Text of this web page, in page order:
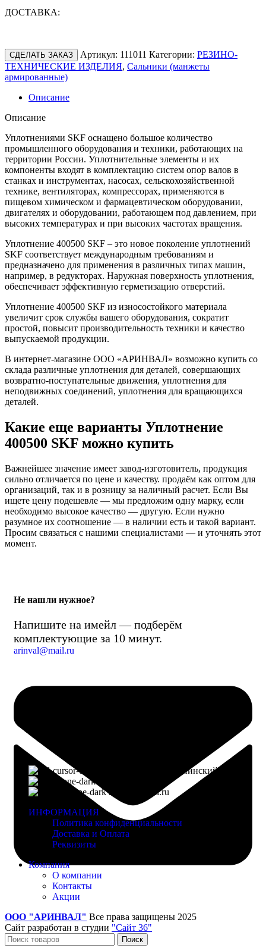
ДОСТАВКА:
СДЕЛАТЬ ЗАКАЗ Артикул: 111011 Категории: РЕЗИНО-
ТЕХНИЧЕСКИЕ ИЗДЕЛИЯ, Сальники (манжеты
армированные)
Описание
Описание
Уплотнениями SKF оснащено большое количество
промышленного оборудования и техники, работающих на
территории России. Уплотнительные элементы и их
компоненты входят в комплектацию систем опор валов в
станках и инструментах, насосах, сельскохозяйственной
технике, вентиляторах, компрессорах, применяются в
пищевом химическом и фармацевтическом оборудовании,
двигателях и оборудовании, работающем под давлением, при
высоких температурах и при высоких частотах вращения.
Уплотнение 400500 SKF – это новое поколение уплотнений
SKF соответствует международным требованиям и
предназначено для применения в различных типах машин,
например, в редукторах. Наружная поверхность уплотнения,
обеспечивает эффективную герметизацию отверстий.
Уплотнение 400500 SKF из износостойкого материала
увеличит срок службы вашего оборудования, сократит
простой, повысит производительность техники и качество
выпускаемой продукции.
В интернет-магазине ООО «АРИНВАЛ» возможно купить со
склада различные уплотнения для деталей, совершающих
возвратно-поступательные движения, уплотнения для
неподвижных соединений, уплотнения для вращающихся
деталей.
Какие еще варианты Уплотнение
400500 SKF можно купить
Важнейшее значение имеет завод-изготовитель, продукция
сильно отличается по цене и качеству. продаём как оптом для
организаций, так и в розницу за наличный расчет. Если Вы
ищете цену подешевле — мы предложим одну марку, если
необходимо высокое качество — другую. Если нужно
разумное их соотношение — в наличии есть и такой вариант.
Просим связаться с нашими специалистами — и уточнять этот
момент.
Не нашли нужное?
Напишите на имейл — подберём
комплектующие за 10 минут.
arinval@mail.ru
г. Воронеж, пр-кт Ленинский, д. 221
arinval@mail.ru
ИНФОРМАЦИЯ
Политика конфиденциальности
Доставка и Оплата
Реквизиты
Компания
О компании
Контакты
Акции
ООО "АРИНВАЛ" Все права защищены 2025
Сайт разработан в студии "Сайт 36"
Поиск